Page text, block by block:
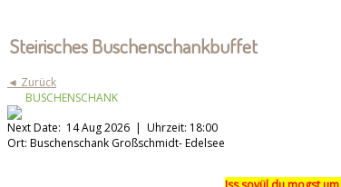
Steirisches Buschenschankbuffet
◄ Zurück
BUSCHENSCHANK
Next Date: 14 Aug 2026 | Uhrzeit: 18:00
Ort: Buschenschank Großschmidt- Edelsee